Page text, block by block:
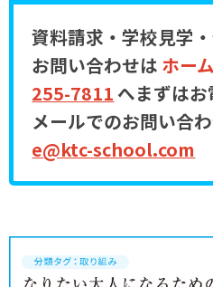
資料請求・学校見学
お問い合わせは ホー
255-7811 へまずはお
メールでのお問い合わ
e@ktc-school.com